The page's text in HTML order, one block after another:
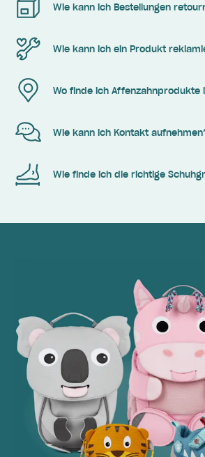
Wie kann ich Bestellungen
Wie kann ich ein Produkt
Wo finde ich Affenzahnprodukte
Wie kann ich Kontakt
Wie finde ich die richtige